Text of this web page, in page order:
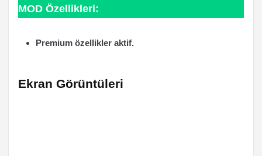
MOD Özellikleri:
Premium özellikler aktif.
Ekran Görüntüleri